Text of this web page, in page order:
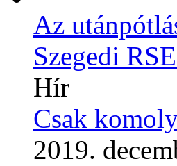
Az
Szegedi
Hír
Csak
2019.